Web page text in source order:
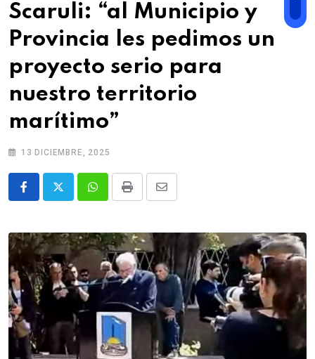
Scaruli: “al Municipio y
Provincia les pedimos un
proyecto serio para
nuestro territorio
marítimo”
13 DICIEMBRE, 2025
WhatsappPrint
Share
Email